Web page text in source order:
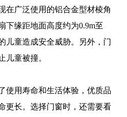
广泛使用的铝合金型材棱角
下缘距地面高度约为0.9m至
儿童造成安全威胁。另外，门
儿童被撞。
使用寿命和生活体验，优质品
更长。选择门窗时，还需要看